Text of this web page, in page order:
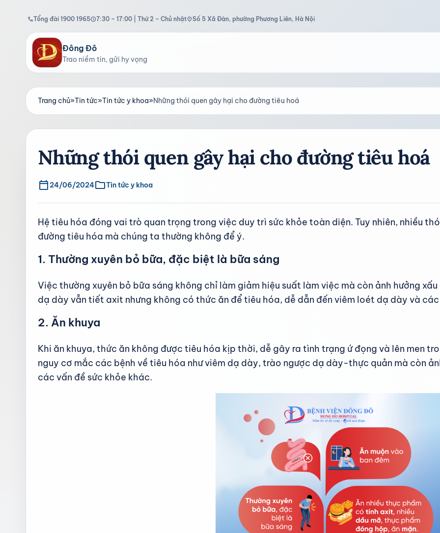
callTổng đài 1900 1965schedule7:30 – 17:00 | Thứ 2 – Chủ nhậtlocation_onSố 5 Xã Đàn, phường Phương Liên, Hà Nội
Đông Đô
Trao niềm tin, gửi hy vọng
Trang chủ»Tin tức»Tin tức y khoa»Những thói quen gây hại cho đường tiêu hoá
Những thói quen gây hại cho đường tiêu hoá
calendar_today 24/06/2024folderTin tức y khoa
Hệ tiêu hóa đóng vai trò quan trọng trong việc duy trì sức khỏe toàn diện. Tuy nhiên, nhiều
đường tiêu hóa mà chúng ta thường không để ý.
1. Thường xuyên bỏ bữa, đặc biệt là bữa sáng
Việc thường xuyên bỏ bữa sáng không chỉ làm giảm hiệu suất làm việc mà còn ảnh hưởng
dạ dày vẫn tiết axit nhưng không có thức ăn để tiêu hóa, dễ dẫn đến viêm loét dạ dày và
2. Ăn khuya
Khi ăn khuya, thức ăn không được tiêu hóa kịp thời, dễ gây ra tình trạng ứ đọng và lên men
nguy cơ mắc các bệnh về tiêu hóa như viêm dạ dày, trào ngược dạ dày-thực quản mà còn
các vấn đề sức khỏe khác.